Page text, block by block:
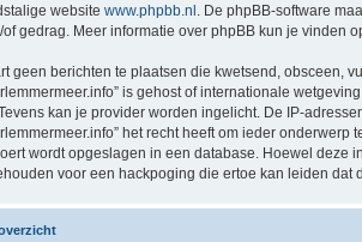
website www.phpbb.nl . De phpBB-software
gedrag. Meer informatie over phpBB kun je vinden
geen berichten te plaatsen die kwetsend, obsceen,
is gehost of internationale
kan je provider worden ingelicht. De IP-
het recht heeft om ieder
wordt opgeslagen in een database. Hoewel deze
voor een hackpoging die ertoe kan leiden dat